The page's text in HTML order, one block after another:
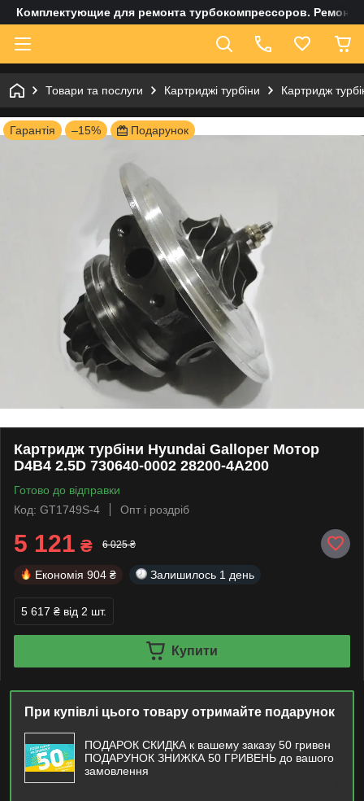
Комплектующие для ремонта турбокомпрессоров. Ремонт
Товари та послуги Картриджі турбіни Картридж
Гарантія –15% Подарунок
Картридж турбіни Hyundai Galloper Мотор
D4B4 2.5D 730640-0002 28200-4A200
Готово до відправки
Код: GT1749S-4
Опт і роздріб
5 121 ₴ 6 025 ₴
Економія 904 ₴ Залишилось 1 день
5 617 ₴ від 2 шт.
Купити
При купівлі цього товару отримайте подарунок
ПОДАРОК СКИДКА к вашему заказу 50 гривен
ПОДАРУНОК ЗНИЖКА 50 ГРИВЕНЬ до вашого
замовлення